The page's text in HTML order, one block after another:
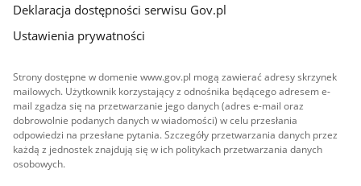
Deklaracja dostępności serwisu Gov.pl
Ustawienia prywatności
Strony dostępne w domenie www.gov.pl mogą zawierać adresy skrzynek
mailowych. Użytkownik korzystający z odnośnika będącego adresem e-
mail zgadza się na przetwarzanie jego danych (adres e-mail oraz
dobrowolnie podanych danych w wiadomości) w celu przesłania
odpowiedzi na przesłane pytania. Szczegóły przetwarzania danych przez
każdą z jednostek znajdują się w ich politykach przetwarzania danych
osobowych.